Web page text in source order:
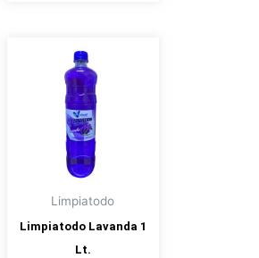
Limpiatodo
Limpiatodo Lavanda 1
Lt.